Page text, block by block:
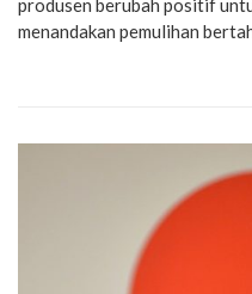
menandakan pemulihan